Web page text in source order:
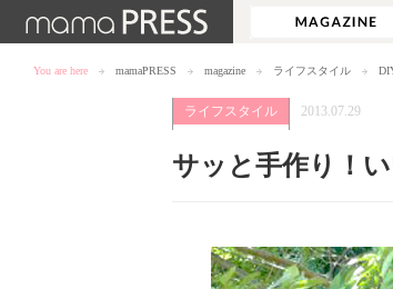
You are here mamaPRESS magazine ライフスタイル
ライフスタイル 2013.07.29
サッと手作り！